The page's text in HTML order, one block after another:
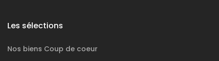
Les sélections
Nos biens Coup de coeur